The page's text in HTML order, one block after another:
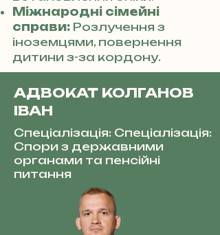
Міжнародні сімейні
справи: Розлучення з
іноземцями, повернення
дитини з-за кордону.
АДВОКАТ КОЛГАНОВ
ІВАН
Спеціалізація: Спеціалізація:
Спори з державними
органами та пенсійні
питання